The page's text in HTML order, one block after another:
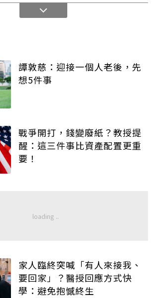
譚敦慈：迎接一個人老後，先
想5件事
戰爭開打，錢變廢紙？教授提
醒：這三件事比資產配置更重
要！
家人臨終突喊「有人來接我、
要回家」？醫授回應方式快
學：避免抱憾終生